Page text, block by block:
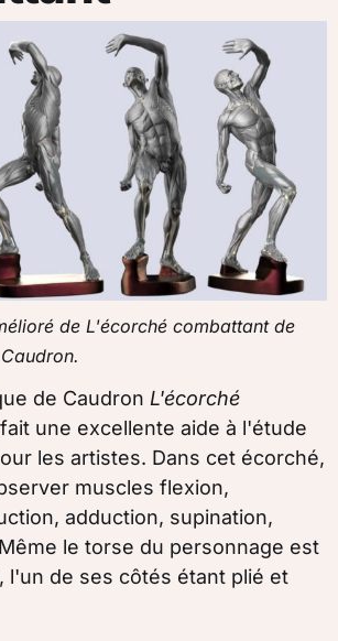
de L'écorché combattant de
de Caudron L'écorché
une excellente aide à l'étude
les artistes. Dans cet écorché,
muscles flexion,
adduction, supination,
Même le torse du personnage est
l'un de ses côtés étant plié et